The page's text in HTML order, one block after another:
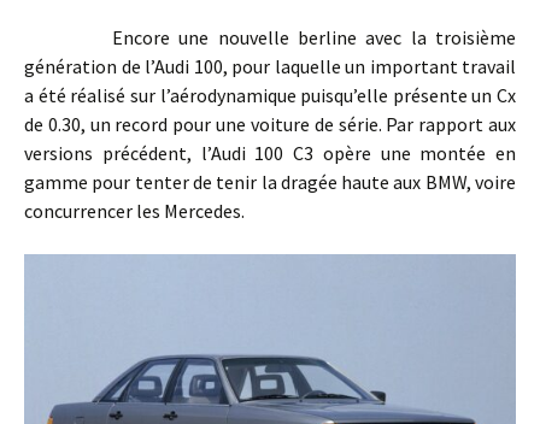
Encore une nouvelle berline avec la troisième
génération de l’Audi 100, pour laquelle un important travail
a été réalisé sur l’aérodynamique puisqu’elle présente un Cx
de 0.30, un record pour une voiture de série. Par rapport aux
versions précédent, l’Audi 100 C3 opère une montée en
gamme pour tenter de tenir la dragée haute aux BMW, voire
concurrencer les Mercedes.